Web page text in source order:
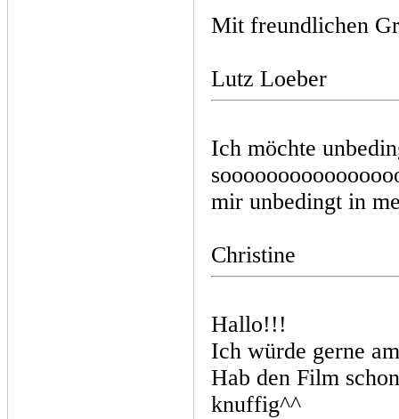
Mit freundlichen
Lutz Loeber
Ich möchte
mir unbedingt in
Christine
Hallo!!!
Ich würde gerne
Hab den Film
knuffig^^